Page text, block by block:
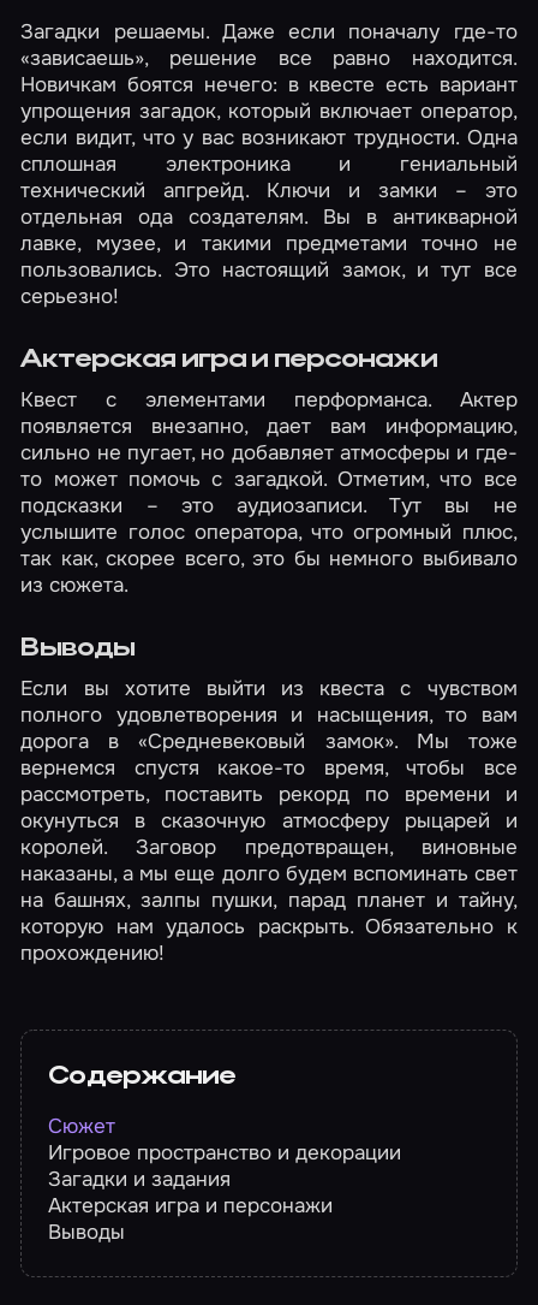
Загадки решаемы. Даже если поначалу где-то
«зависаешь», решение все равно находится.
Новичкам боятся нечего: в квесте есть вариант
упрощения загадок, который включает оператор,
если видит, что у вас возникают трудности. Одна
сплошная электроника и гениальный
технический апгрейд. Ключи и замки – это
отдельная ода создателям. Вы в антикварной
лавке, музее, и такими предметами точно не
пользовались. Это настоящий замок, и тут все
серьезно!
Актерская игра и персонажи
Квест с элементами перформанса. Актер
появляется внезапно, дает вам информацию,
сильно не пугает, но добавляет атмосферы и где-
то может помочь с загадкой. Отметим, что все
подсказки – это аудиозаписи. Тут вы не
услышите голос оператора, что огромный плюс,
так как, скорее всего, это бы немного выбивало
из сюжета.
Выводы
Если вы хотите выйти из квеста с чувством
полного удовлетворения и насыщения, то вам
дорога в «Средневековый замок». Мы тоже
вернемся спустя какое-то время, чтобы все
рассмотреть, поставить рекорд по времени и
окунуться в сказочную атмосферу рыцарей и
королей. Заговор предотвращен, виновные
наказаны, а мы еще долго будем вспоминать свет
на башнях, залпы пушки, парад планет и тайну,
которую нам удалось раскрыть. Обязательно к
прохождению!
Содержание
Сюжет
Игровое пространство и декорации
Загадки и задания
Актерская игра и персонажи
Выводы